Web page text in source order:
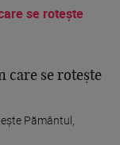
care se rotește
Pământul,